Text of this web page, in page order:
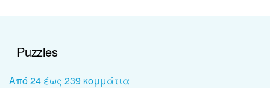
Puzzles
Από 24 έως 239 κομμάτια